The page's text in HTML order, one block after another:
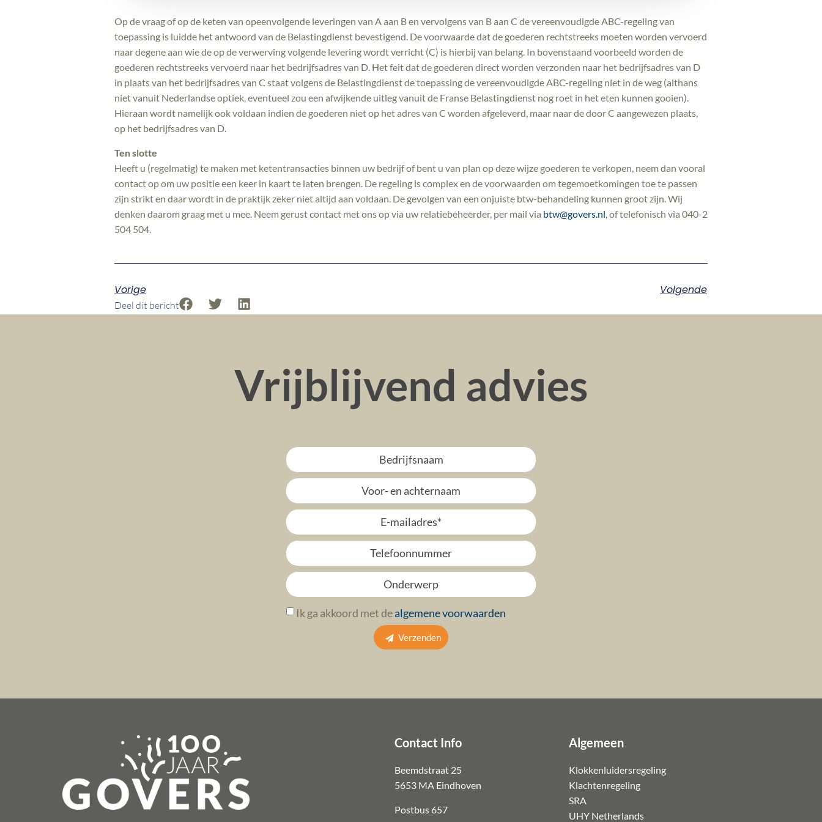
Op de vraag of op de keten van opeenvolgende leveringen van A aan B en vervolgens van B aan C de vereenvoudigde ABC-regeling van
toepassing is luidde het antwoord van de Belastingdienst bevestigend. De voorwaarde dat de goederen rechtstreeks moeten worden vervoerd
naar degene aan wie de op de verwerving volgende levering wordt verricht (C) is hierbij van belang. In bovenstaand voorbeeld worden de
goederen rechtstreeks vervoerd naar het bedrijfsadres van D. Het feit dat de goederen direct worden verzonden naar het bedrijfsadres van D
in plaats van het bedrijfsadres van C staat volgens de Belastingdienst de toepassing de vereenvoudigde ABC-regeling niet in de weg (althans
niet vanuit Nederlandse optiek, eventueel zou een afwijkende uitleg vanuit de Franse Belastingdienst nog roet in het eten kunnen gooien).
Hieraan wordt namelijk ook voldaan indien de goederen niet op het adres van C worden afgeleverd, maar naar de door C aangewezen plaats,
op het bedrijfsadres van D.
Ten slotte
Heeft u (regelmatig) te maken met ketentransacties binnen uw bedrijf of bent u van plan op deze wijze goederen te verkopen, neem dan vooral
contact op om uw positie een keer in kaart te laten brengen. De regeling is complex en de voorwaarden om tegemoetkomingen toe te passen
zijn strikt en daar wordt in de praktijk zeker niet altijd aan voldaan. De gevolgen van een onjuiste btw-behandeling kunnen groot zijn. Wij
denken daarom graag met u mee. Neem gerust contact met ons op via uw relatiebeheerder, per mail via btw@govers.nl , of telefonisch via 040-2
504 504.
Vorige Volgende
Deel dit bericht
Vrijblijvend advies
Ik ga akkoord met dealgemene voorwaarden
Verzenden
Contact Info
Beemdstraat 25
5653 MA Eindhoven
Postbus 657
Algemeen
Klokkenluidersregeling
Klachtenregeling
SRA
UHY Netherlands